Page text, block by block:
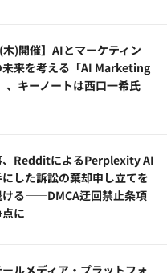
(木)開催】AIとマーケティン
未来を考える「AI Marketing
、キーノートは西口一希氏
、RedditによるPerplexity AI
した訴訟の棄却申し立てを
ける——DMCA迂回禁止条項
に
ルメディア・プラットフォ